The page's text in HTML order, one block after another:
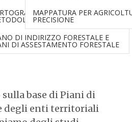
TEMATICHE CON
GIS
DI INDIRIZZO FORESTALE E
DI ASSESTAMENTO FORESTALE
MAPPATURA PER
PRECISIONE
base di Piani di
degli enti territoriali